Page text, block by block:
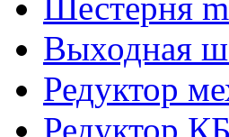
Выходная
Редуктор
Редуктор